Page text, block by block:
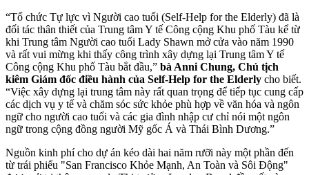
“Tổ chức Tự lực vì Người cao tuổi (Self-Help for the Elderly) đã là
đối tác thân thiết của Trung tâm Y tế Công cộng Khu phố Tàu kể từ
khi Trung tâm Người cao tuổi Lady Shawn mở cửa vào năm 1990
và rất vui mừng khi thấy công trình xây dựng lại Trung tâm Y tế
Công cộng Khu phố Tàu bắt đầu,” bà Anni Chung, Chủ tịch
kiêm Giám đốc điều hành của Self-Help for the Elderly cho biết.
“Việc xây dựng lại trung tâm này rất quan trọng để tiếp tục cung cấp
các dịch vụ y tế và chăm sóc sức khỏe phù hợp về văn hóa và ngôn
ngữ cho người cao tuổi và các gia đình nhập cư chỉ nói một ngôn
ngữ trong cộng đồng người Mỹ gốc Á và Thái Bình Dương.”
Nguồn kinh phí cho dự án kéo dài hai năm rưỡi này một phần đến
từ trái phiếu "San Francisco Khỏe Mạnh, An Toàn và Sôi Động"